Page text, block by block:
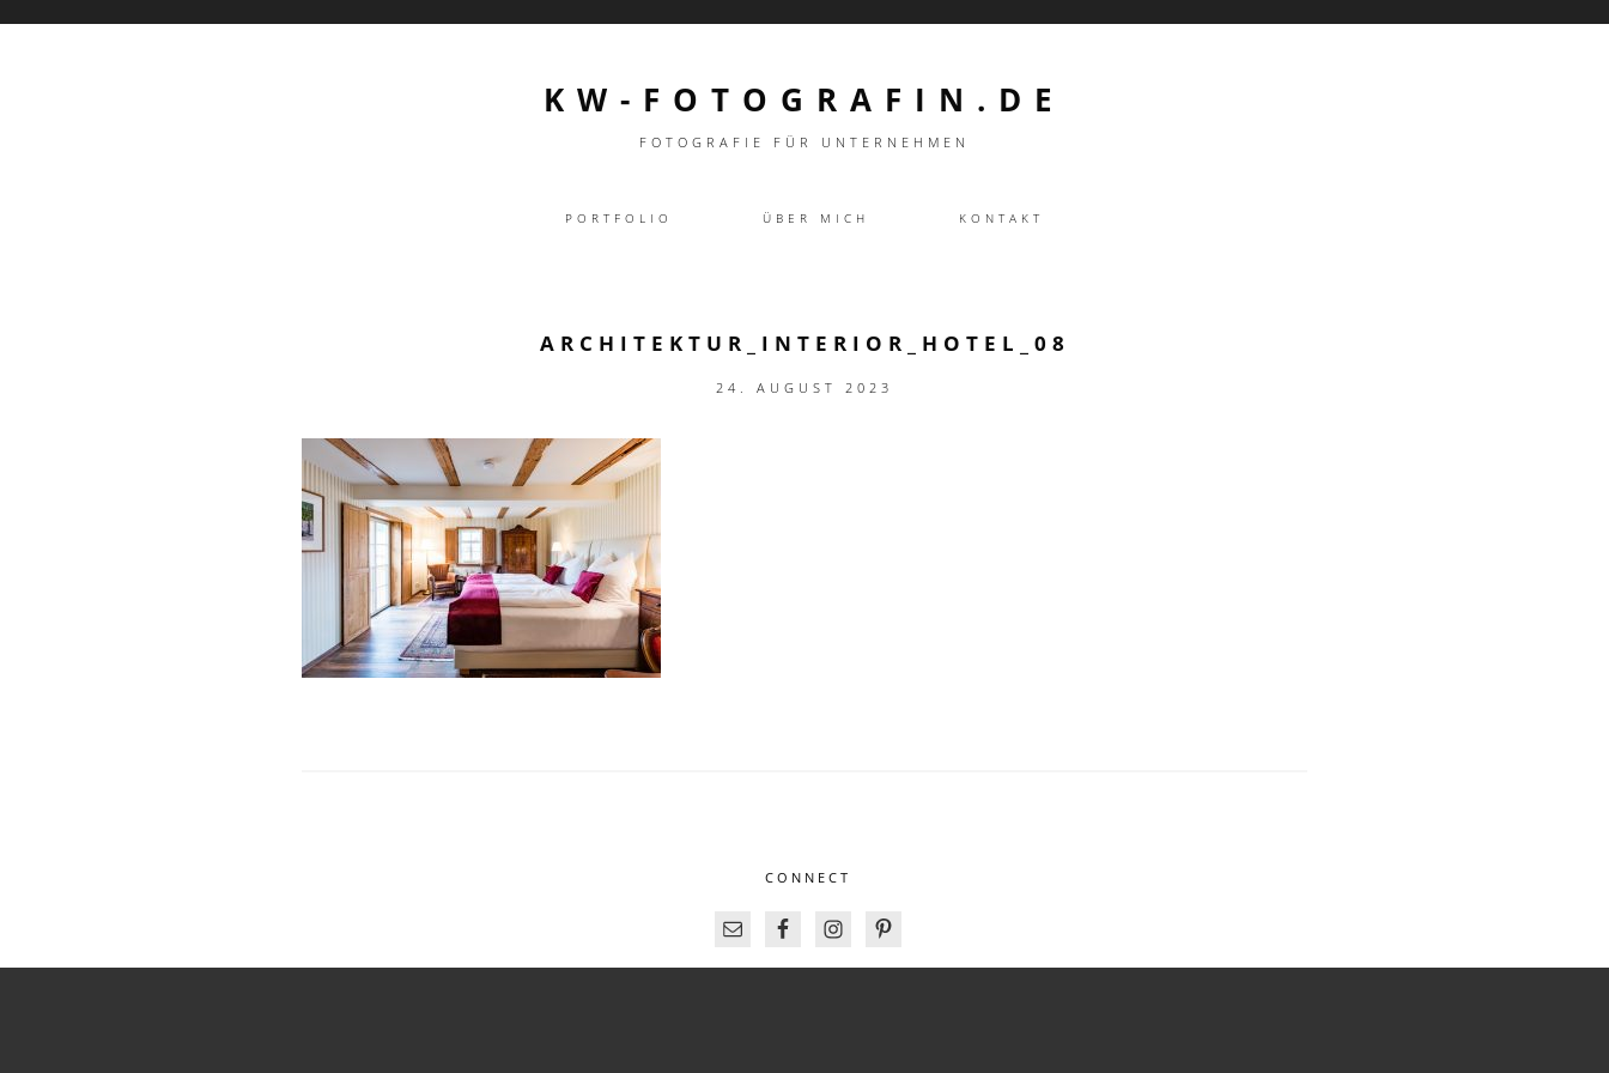
KW-FOTOGRAFIN.DE
FOTOGRAFIE FÜR UNTERNEHMEN
PORTFOLIO ÜBER MICH KONTAKT
ARCHITEKTUR_INTERIOR_HOTEL_08
24. AUGUST 2023
CONNECT